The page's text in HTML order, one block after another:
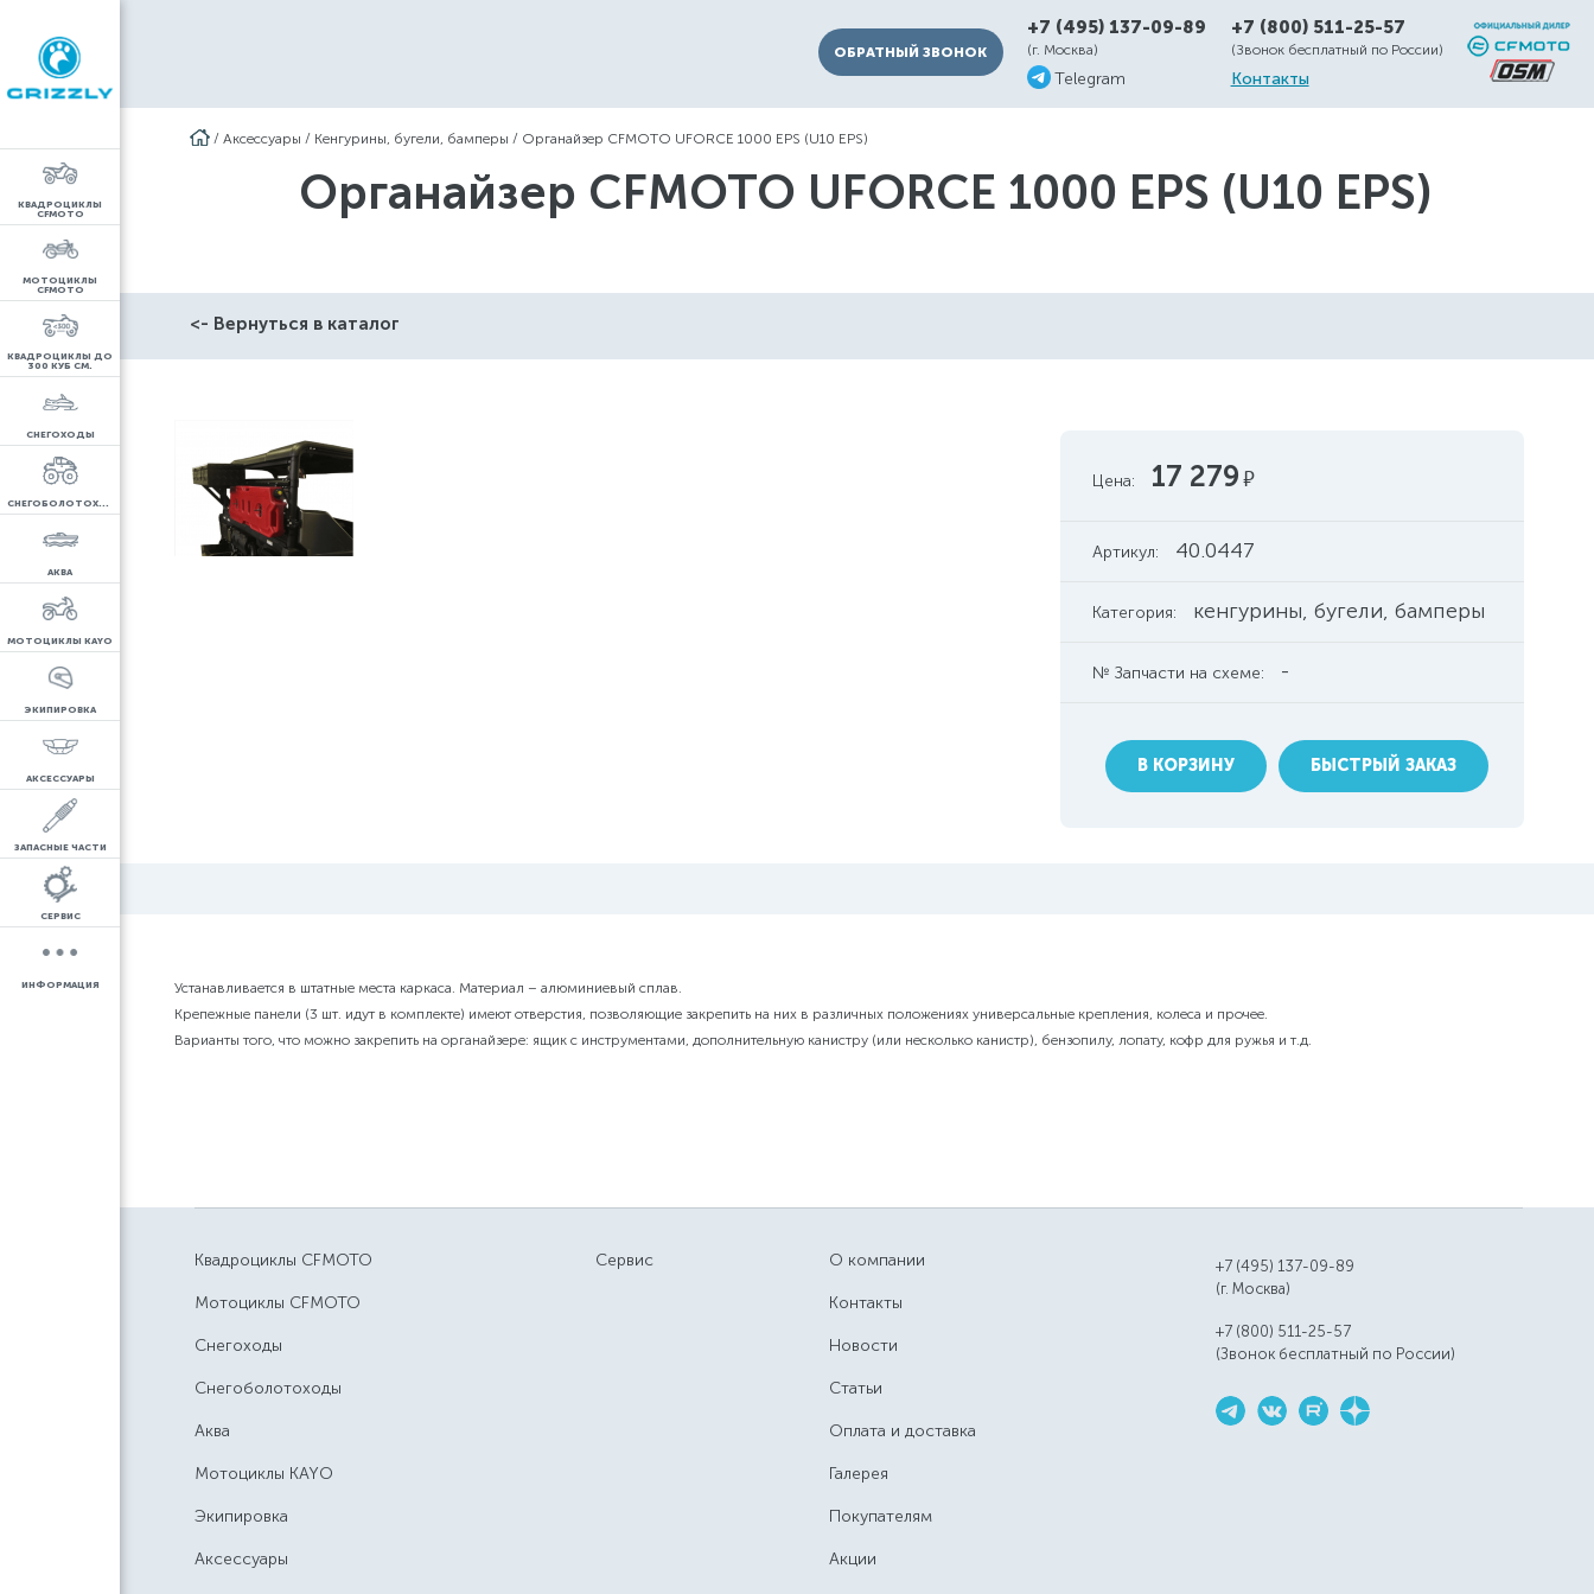
КВАДРОЦИКЛЫ
CFMOTO
МОТОЦИКЛЫ
CFMOTO
КВАДРОЦИКЛЫ ДО
300 КУБ СМ.
СНЕГОХОДЫ
СНЕГОБОЛОТОХОДЫ
АКВА
МОТОЦИКЛЫ KAYO
ЭКИПИРОВКА
АКСЕССУАРЫ
ЗАПАСНЫЕ ЧАСТИ
СЕРВИС
ИНФОРМАЦИЯ
ОБРАТНЫЙ ЗВОНОК
+7 (495) 137-09-89
(г. Москва)
Telegram
+7 (800) 511-25-57
(Звонок бесплатный по России)
Контакты
/ Аксессуары / Кенгурины, бугели, бамперы / Органайзер CFMOTO UFORCE 1000 EPS (U10 EPS)
Органайзер CFMOTO UFORCE 1000 EPS (U10 EPS)
<- Вернуться в каталог
Цена: 17 279руб.
Артикул: 40.0447
Категория: кенгурины, бугели, бамперы
№ Запчасти на схеме: -
В КОРЗИНУ БЫСТРЫЙ ЗАКАЗ
Устанавливается в штатные места каркаса. Материал – алюминиевый сплав.
Крепежные панели (3 шт. идут в комплекте) имеют отверстия, позволяющие закрепить на них в различных положениях универсальные крепления, колеса и прочее.
Варианты того, что можно закрепить на органайзере: ящик с инструментами, дополнительную канистру (или несколько канистр), бензопилу, лопату, кофр для ружья и т.д.
Квадроциклы CFMOTO
Мотоциклы CFMOTO
Снегоходы
Снегоболотоходы
Аква
Мотоциклы KAYO
Экипировка
Аксессуары
Сервис О компании
Контакты
Новости
Статьи
Оплата и доставка
Галерея
Покупателям
Акции
+7 (495) 137-09-89
(г. Москва)
+7 (800) 511-25-57
(Звонок бесплатный по России)